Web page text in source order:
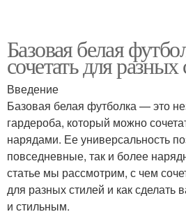
Базовая белая
сочетать для разных
Введение
Базовая белая футболка — это
гардероба, который можно
нарядами. Ее универсальность
повседневные, так и более
статье мы рассмотрим, с чем
для разных стилей и как сделать
и стильным.